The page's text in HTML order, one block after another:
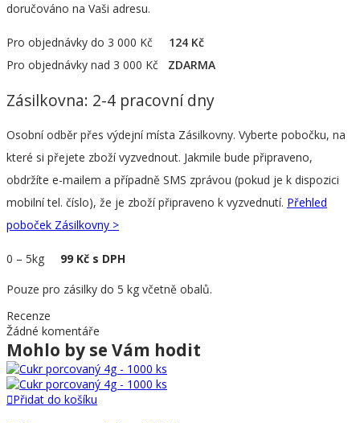
doručováno na Vaši adresu.
Pro objednávky do 3 000 Kč 124 Kč
Pro objednávky nad 3 000 Kč ZDARMA
Zásilkovna: 2-4 pracovní dny
Osobní odběr přes výdejní místa Zásilkovny. Vyberte pobočku, na
které si přejete zboží vyzvednout. Jakmile bude připraveno,
obdržíte e-mailem a případně SMS zprávou (pokud je k dispozici
mobilní tel. číslo), že je zboží připraveno k vyzvednutí. Přehled
poboček Zásilkovny >
0 – 5kg 99 Kč s DPH
Pouze pro zásilky do 5 kg včetně obalů.
Recenze
Žádné komentáře
Mohlo by se Vám hodit
Přidat do košíku